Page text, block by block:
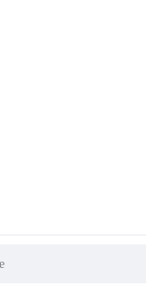
최상의 가격을 얻으세요